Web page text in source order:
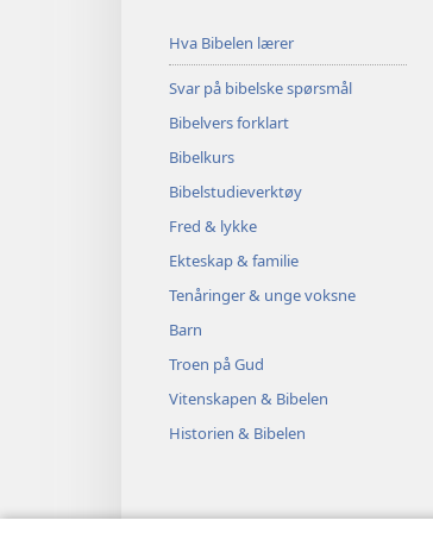
Hva Bibelen lærer
Svar på bibelske spørsmål
Bibelvers forklart
Bibelkurs
Bibelstudieverktøy
Fred & lykke
Ekteskap & familie
Tenåringer & unge voksne
Barn
Troen på Gud
Vitenskapen & Bibelen
Historien & Bibelen